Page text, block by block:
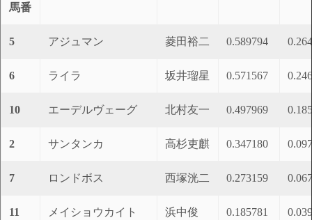
馬番
5 アジュマン 菱田裕二 0.589794
6 ライラ 坂井瑠星 0.571567
10 エーデルヴェーグ 北村友一 0.497969
2 サンタンカ 高杉吏麒 0.347180
7 ロンドボス 西塚洸二 0.273159
11 メイショウカイト 浜中俊 0.185781